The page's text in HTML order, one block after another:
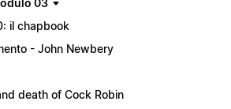
03
il chapbook
- John Newbery
death of Cock Robin